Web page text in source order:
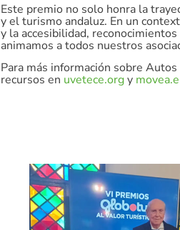
Este premio no solo honra la
y el turismo andaluz. En un
y la accesibilidad,
animamos a todos nuestros
Para más información sobre
recursos en uvetece.orgy